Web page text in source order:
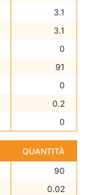
3.1
3.1
0
91
0
0.2
0
QUANTITÀ
90
0.02